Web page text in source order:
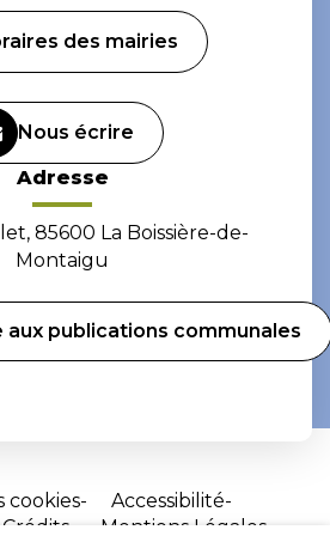
des mairies
Nous écrire
Adresse
85600 La Boissière-de-
Montaigu
publications communales
cookies
Accessibilité
Crédits Mentions Légales